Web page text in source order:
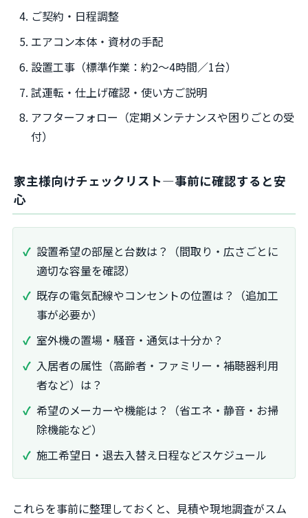
ご契約・日程調整
エアコン本体・資材の手配
設置工事（標準作業：約2～4時間／1台）
試運転・仕上げ確認・使い方ご説明
アフターフォロー（定期メンテナンスや困りごとの受
付）
家主様向けチェックリスト―事前に確認すると安
心
設置希望の部屋と台数は？（間取り・広さごとに
適切な容量を確認）
既存の電気配線やコンセントの位置は？（追加工
事が必要か）
室外機の置場・騒音・通気は十分か？
入居者の属性（高齢者・ファミリー・補聴器利用
者など）は？
希望のメーカーや機能は？（省エネ・静音・お掃
除機能など）
施工希望日・退去入替え日程などスケジュール
これらを事前に整理しておくと、見積や現地調査がスム